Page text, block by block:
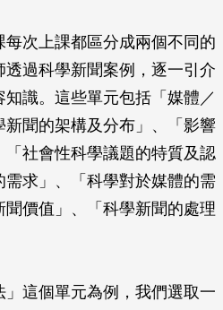
次上課都區分成兩個不同的
過科學新聞案例，逐一引介
識。這些單元包括「媒體／
聞的架構及分布」、「影響
社會性科學議題的特質及認
求」、「科學對於媒體的需
價值」、「科學新聞的處理
這個單元為例，我們選取一